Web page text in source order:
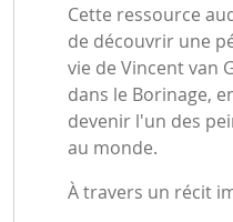
Cette ressource
de découvrir une
vie de Vincent van
dans le Borinage,
devenir l'un des
au monde.
À travers un récit